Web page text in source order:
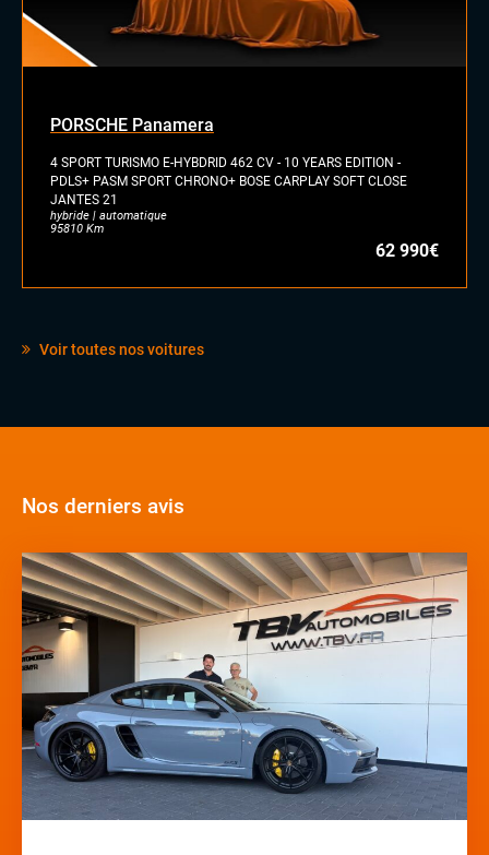
Caméra 360
Caméra avant et arrière
DCC (suspensions pilotées)
Front assist (avertisseur anti-collision)
Radars de stationnement avant et arrière
Régulateur et limiteur de vitesse
Side assist
Accoudoir central
Volant Alcantara
PORSCHE Panamera
4 SPORT TURISMO E-HYBDRID 462 CV - 10 YEARS EDITION -
PDLS+ PASM SPORT CHRONO+ BOSE CARPLAY SOFT CLOSE
JANTES 21
hybride | automatique
95810 Km
62 990€
Voir toutes nos voitures
Nos derniers avis